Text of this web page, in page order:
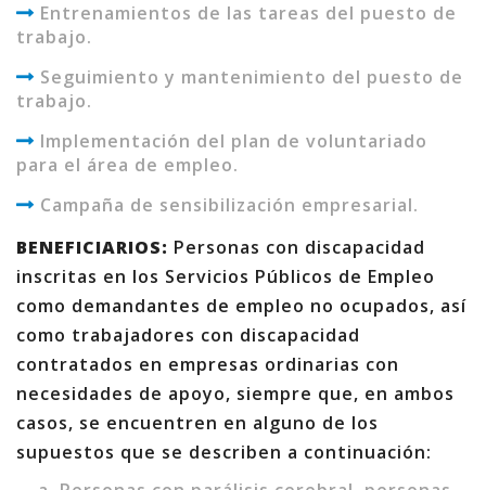
Entrenamientos de las tareas del puesto de
trabajo.
Seguimiento y mantenimiento del puesto de
trabajo.
Implementación del plan de voluntariado
para el área de empleo.
Campaña de sensibilización empresarial.
BENEFICIARIOS: Personas con discapacidad
inscritas en los Servicios Públicos de Empleo
como demandantes de empleo no ocupados, así
como trabajadores con discapacidad
contratados en empresas ordinarias con
necesidades de apoyo, siempre que, en ambos
casos, se encuentren en alguno de los
supuestos que se describen a continuación: